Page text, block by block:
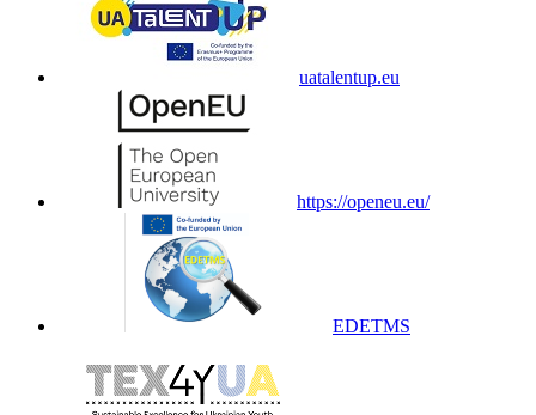
uatalentup.eu
https://openeu.eu/
EDETMS